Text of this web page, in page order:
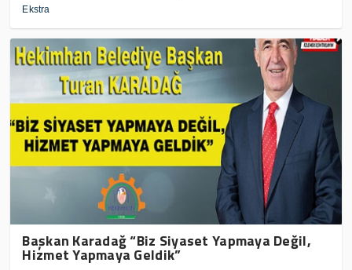
Ekstra
Başkan Karadağ “Biz Siyaset Yapmaya Değil,
Hizmet Yapmaya Geldik”